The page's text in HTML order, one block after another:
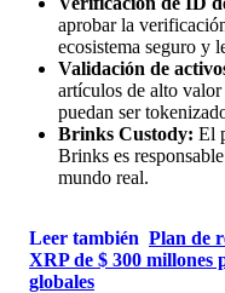
aprobar la
ecosistema seguro y
Validación de
artículos de alto
puedan ser
Brinks Custody: El
Brinks es
mundo real.
Leer también Plan de
XRP de $ 300 millones
globales